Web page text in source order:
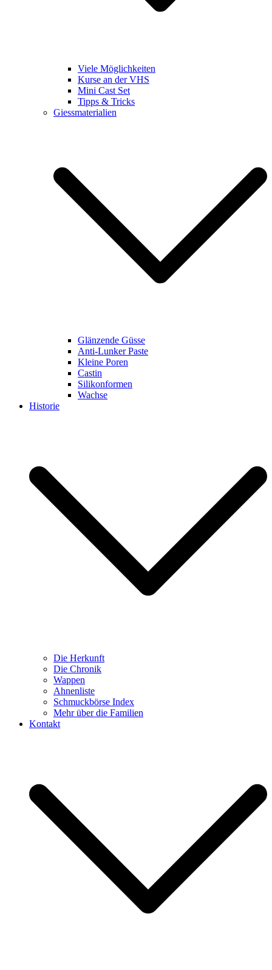
Viele Möglichkeiten
Kurse an der VHS
Mini Cast Set
Tipps & Tricks
Giessmaterialien
Glänzende Güsse
Anti-Lunker Paste
Kleine Poren
Castin
Silikonformen
Wachse
Historie
Die Herkunft
Die Chronik
Wappen
Ahnenliste
Schmuckbörse Index
Mehr über die Familien
Kontakt